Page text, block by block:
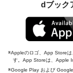
dブック
Appleのロゴ、App Store
す。App Storeは、Apple
Google Play および